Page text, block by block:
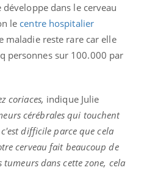
dans le cerveau
le centre hospitalier
maladie reste rare car elle
personnes sur 100.000 par
coriaces, indique Julie
cérébrales qui touchent
difficile parce que cela
cerveau fait beaucoup de
tumeurs dans cette zone, cela